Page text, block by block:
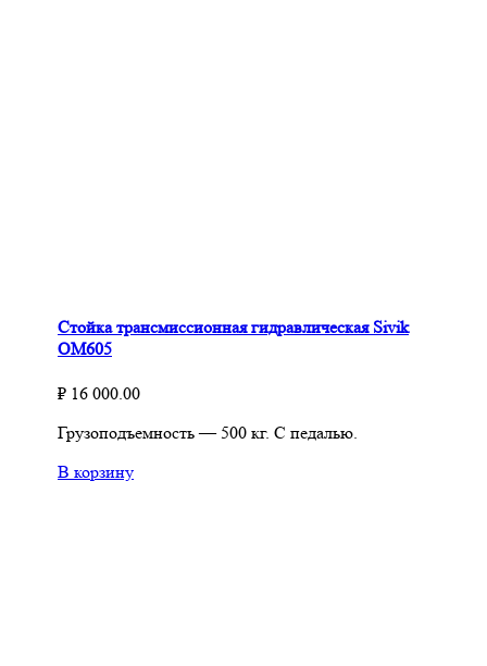
Стойка трансмиссионная гидравлическая Sivik
ОМ605
₽ 16 000.00
Грузоподъемность — 500 кг. С педалью.
В корзину